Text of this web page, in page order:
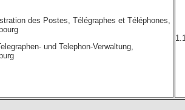
des Postes, Télégraphes et Téléphones,
und Telephon-Verwaltung,